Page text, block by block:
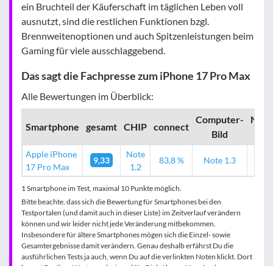
ein Bruchteil der Käuferschaft im täglichen Leben voll
ausnutzt, sind die restlichen Funktionen bzgl.
Brennweitenoptionen und auch Spitzenleistungen beim
Gaming für viele ausschlaggebend.
Das sagt die Fachpresse zum iPhone 17 Pro Max
Alle Bewertungen im Überblick:
Smartphone gesamt CHIP connect
Computer­­
Bild
Apple iPhone
17 Pro Max
9,33
Note
1.2
83,8 % Note 1.3
1 Smartphone im Test, maximal 10 Punkte möglich.
Bitte beachte, dass sich die Bewertung für Smartphones bei den
Testportalen (und damit auch in dieser Liste) im Zeitverlauf verändern
können und wir leider nicht jede Veränderung mitbekommen.
Insbesondere für ältere Smartphones mögen sich die Einzel- sowie
Gesamtergebnisse damit verändern. Genau deshalb erfährst Du die
ausführlichen Tests ja auch, wenn Du auf die verlinkten Noten klickt. Dort